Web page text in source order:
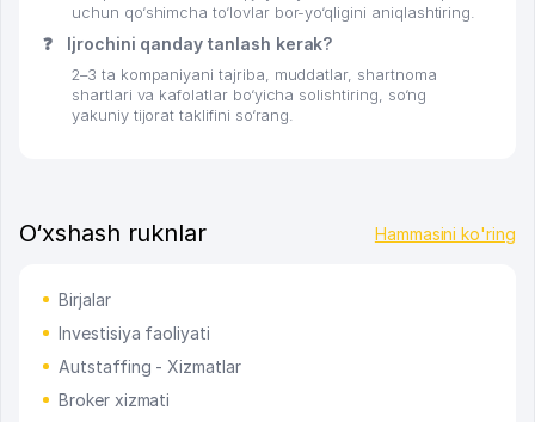
uchun qo‘shimcha to‘lovlar bor-yo‘qligini aniqlashtiring.
❓ Ijrochini qanday tanlash kerak?
2–3 ta kompaniyani tajriba, muddatlar, shartnoma
shartlari va kafolatlar bo‘yicha solishtiring, so‘ng
yakuniy tijorat taklifini so‘rang.
O‘xshash ruknlar Hammasini ko'ring
Birjalar
Investisiya faoliyati
Autstaffing - Xizmatlar
Broker xizmati